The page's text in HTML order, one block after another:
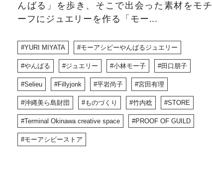
んばる」を歩き、そこで出会った素材をモチ
ーフにジュエリーを作る「モー...
YURI MIYATA モーアシビーやんばるジュエリー
やんばる ジュエリー 小林モー子 田口朋子
Selieu Fillyjonk 平岩尚子 宮田有理
沖縄美ら島財団 ものづくり 竹内稔 STORE
Terminal Okinawa creative space PROOF OF GUILD
モーアシビーストア